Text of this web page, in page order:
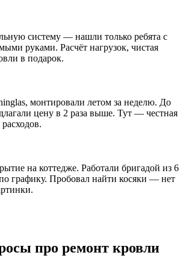
систему — нашли только ребята с
руками. Расчёт нагрузок, чистая
в подарок.
монтировали летом за неделю. До
цену в 2 раза выше. Тут — честная
на коттедже. Работали бригадой из 6
графику. Пробовал найти косяки — нет
про ремонт кровли